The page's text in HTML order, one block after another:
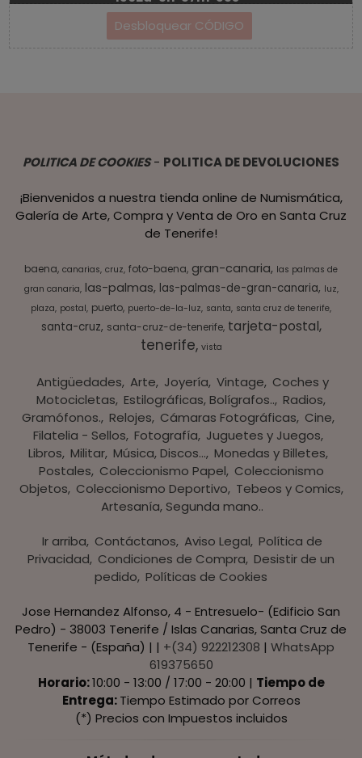
POLITICA DE COOKIES- POLITICA DE DEVOLUCIONES
¡Bienvenidos a nuestra tienda online de Numismática,
Galería de Arte, Compra y Venta de Oro en Santa Cruz
de Tenerife!
baena canarias cruz foto-baena gran-canaria las palmas de
gran canaria las-palmas las-palmas-de-gran-canaria luz
plaza postal puerto puerto-de-la-luz santa santa cruz de tenerife
santa-cruz santa-cruz-de-tenerife tarjeta-postal
tenerife vista
Antigüedades Arte Joyería Vintage Coches y
Motocicletas Estilográficas, Bolígrafos.. Radios,
Gramófonos. Relojes Cámaras Fotográficas Cine
Filatelia - Sellos Fotografía Juguetes y Juegos
Libros Militar Música, Discos... Monedas y Billetes
Postales Coleccionismo Papel Coleccionismo
Objetos Coleccionismo Deportivo Tebeos y Comics
Artesanía, Segunda mano..
Ir arriba Contáctanos Aviso Legal Política de
Privacidad Condiciones de Compra Desistir de un
pedido Políticas de Cookies
Jose Hernandez Alfonso, 4 - Entresuelo- (Edificio San
Pedro) - 38003 Tenerife / Islas Canarias, Santa Cruz de
Tenerife - (España) | | +(34) 922212308 | WhatsApp
619375650
Horario:10:00 - 13:00 / 17:00 - 20:00 | Tiempo de
Entrega:Tiempo Estimado por Correos
(*) Precios con Impuestos incluidos